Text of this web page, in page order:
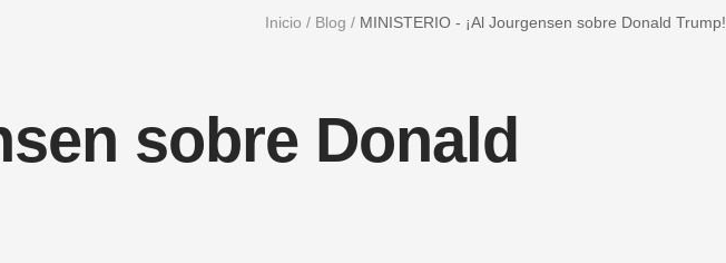
Inicio Blog MINISTERIO - ¡Al Jourgensen sobre Donald Trump!
sobre Donald